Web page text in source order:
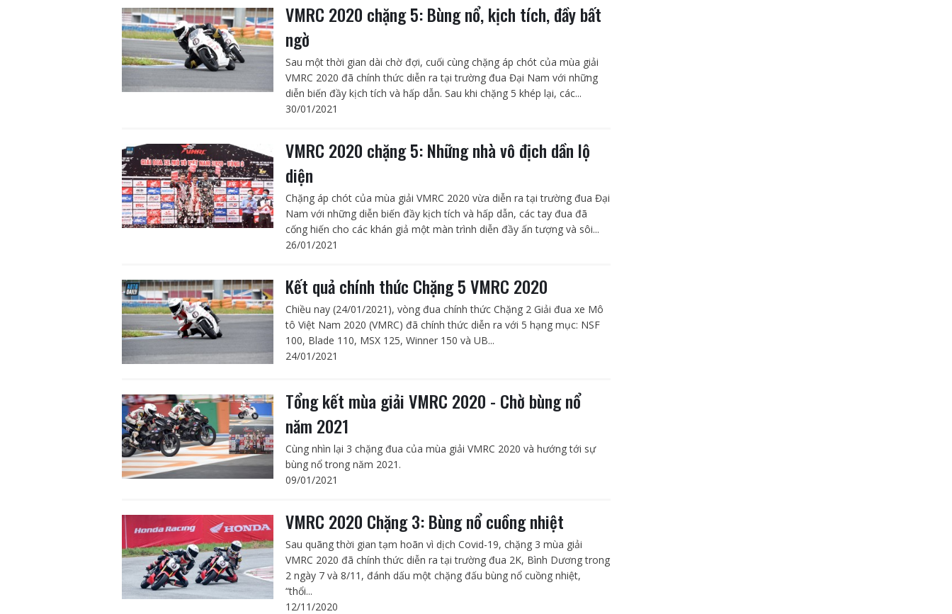
VMRC 2020 chặng 5: Bùng nổ, kịch tích, đầy bất
ngờ
Sau một thời gian dài chờ đợi, cuối cùng chặng áp chót của mùa giải
VMRC 2020 đã chính thức diễn ra tại trường đua Đại Nam với những
diễn biến đầy kịch tích và hấp dẫn. Sau khi chặng 5 khép lại, các...
30/01/2021
VMRC 2020 chặng 5: Những nhà vô địch dần lộ
diện
Chặng áp chót của mùa giải VMRC 2020 vừa diễn ra tại trường đua Đại
Nam với những diễn biến đầy kịch tích và hấp dẫn, các tay đua đã
cống hiến cho các khán giả một màn trình diễn đầy ấn tượng và sôi...
26/01/2021
Kết quả chính thức Chặng 5 VMRC 2020
Chiều nay (24/01/2021), vòng đua chính thức Chặng 2 Giải đua xe Mô
tô Việt Nam 2020 (VMRC) đã chính thức diễn ra với 5 hạng mục: NSF
100, Blade 110, MSX 125, Winner 150 và UB...
24/01/2021
Tổng kết mùa giải VMRC 2020 - Chờ bùng nổ
năm 2021
Cùng nhìn lại 3 chặng đua của mùa giải VMRC 2020 và hướng tới sự
bùng nổ trong năm 2021.
09/01/2021
VMRC 2020 Chặng 3: Bùng nổ cuồng nhiệt
Sau quãng thời gian tạm hoãn vì dịch Covid-19, chặng 3 mùa giải
VMRC 2020 đã chính thức diễn ra tại trường đua 2K, Bình Dương trong
2 ngày 7 và 8/11, đánh dấu một chặng đấu bùng nổ cuồng nhiệt,
“thổi...
12/11/2020